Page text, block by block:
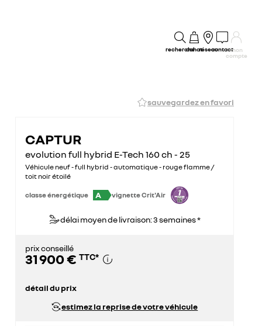
rechercheachatréseaucontactmon
compte
sauvegardez en favori
CAPTUR
evolution full hybrid E-Tech 160 ch - 25
Véhicule neuf - full hybrid - automatique - rouge flamme /
toit noir étoilé
classe énergétique A vignette Crit'Air
délai moyen de livraison: 3 semaines *
prix conseillé
31 900 € TTC*
détail du prix
estimez la reprise de votre véhicule